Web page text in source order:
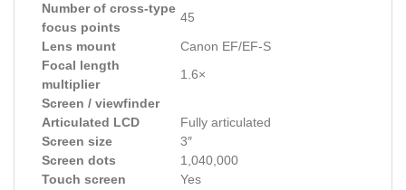
Number of cross-type
focus points
45
Lens mount
Canon EF/EF-S
Focal length
multiplier
1.6×
Screen / viewfinder
Articulated LCD
Fully articulated
Screen size
3″
Screen dots
1,040,000
Touch screen
Yes